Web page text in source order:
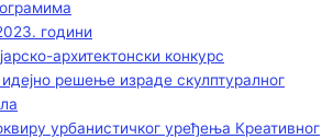
години
архитектонски конкурс
идејно решење израде скулптуралног
урбанистичког уређења Креативног